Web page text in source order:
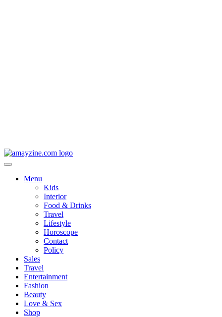
Menu
Kids
Interior
Food & Drinks
Travel
Lifestyle
Horoscope
Contact
Policy
Sales
Travel
Entertainment
Fashion
Beauty
Love & Sex
Shop